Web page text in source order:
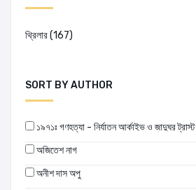
থ্রিলার(167)
SORT BY AUTHOR
১৯৭১ঃ গণহত্যা - নির্যাতন আর্কাইভ ও জাদুঘর ট্রাস্ট
অজিতেশ নাগ
অনীশ দাস অপু